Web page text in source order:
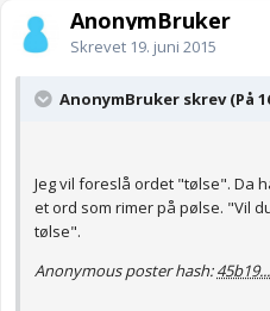
AnonymBruker
Skrevet 19. juni 2015
AnonymBruker skrev (På
Jeg vil foreslå ordet "tølse". Da
et ord som rimer på pølse. "Vil
tølse".
Anonymous poster hash: